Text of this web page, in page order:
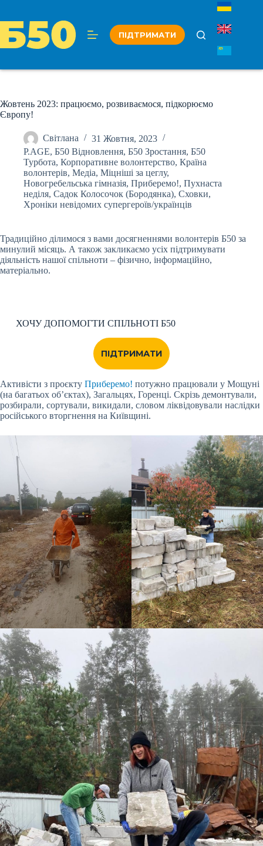
вмісту
ПІДТРИМАТИ
Жовтень 2023: працюємо, розвиваємося, підкорюємо
Європу!
Світлана
31 Жовтня, 2023
P.AGE, Б50 Відновлення, Б50 Зростання, Б50
Турбота, Корпоративне волонтерство, Країна
волонтерів, Медіа, Міцніші за цеглу,
Новогребельська гімназія, Приберемо!, Пухнаста
неділя, Садок Колосочок (Бородянка), Сховки,
Хроніки невідомих супергероїв/українців
Традиційно ділимося з вами досягненнями волонтерів Б50 за
минулий місяць. А також закликаємо усіх підтримувати
діяльність нашої спільноти – фізично, інформаційно,
матеріально.
ХОЧУ ДОПОМОГТИ СПІЛЬНОТІ Б50
ПІДТРИМАТИ
Активісти з проєкту Приберемо! потужно працювали у Мощуні
(на багатьох об’єктах), Загальцях, Горенці. Скрізь демонтували,
розбирали, сортували, викидали, словом ліквідовували наслідки
російського вторгнення на Київщині.